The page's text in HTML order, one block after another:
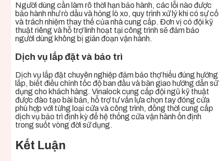
Người dùng cần làm rõ thời hạn bảo hành, các lỗi nào được
bảo hành như rò dầu và hỏng lò xo, quy trình xử lý khi có sự cố
và trách nhiệm thay thế của nhà cung cấp. Đơn vị có đội kỹ
thuật riêng và hỗ trợ linh hoạt tại công trình sẽ đảm bảo
người dùng không bị gián đoạn vận hành.
Dịch vụ lắp đặt và bảo trì
Dịch vụ lắp đặt chuyên nghiệp đảm bảo thợ hiểu đúng hướng
lắp, biết điều chỉnh tốc độ ban đầu và bàn giao hướng dẫn sử
dụng cho khách hàng. Vinalock cung cấp đội ngũ kỹ thuật
được đào tạo bài bản, hỗ trợ tư vấn lựa chọn tay đóng cửa
phù hợp với từng loại cửa và công trình, đồng thời cung cấp
dịch vụ bảo trì định kỳ để hệ thống cửa vận hành ổn định
trong suốt vòng đời sử dụng.
Kết Luận